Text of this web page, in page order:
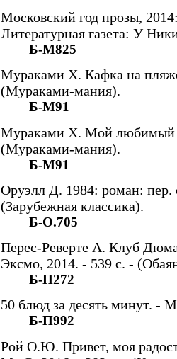
Московский год прозы,
Литературная газета: У
Б-М825
Мураками Х. Кафка на
(Мураками-мания).
Б-М91
Мураками Х. Мой любимый
(Мураками-мания).
Б-М91
Оруэлл Д. 1984: роман:
(Зарубежная классика).
Б-О.705
Перес-Реверте А. Клуб
Эксмо, 2014. - 539 с. -
Б-П272
50 блюд за десять минут. -
Б-П992
Рой О.Ю. Привет, моя